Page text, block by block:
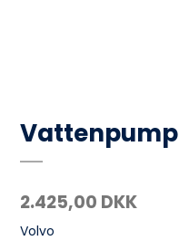
Vattenpump
2.425,00 DKK
Volvo